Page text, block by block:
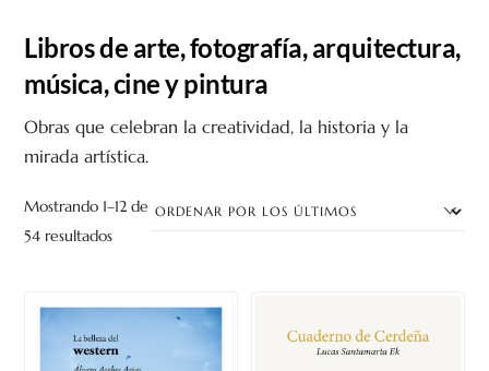
Libros de arte, fotografía, arquitectura,
música, cine y pintura
Obras que celebran la creatividad, la historia y la
mirada artística.
Mostrando 1–12 de
54 resultadosOrdenado